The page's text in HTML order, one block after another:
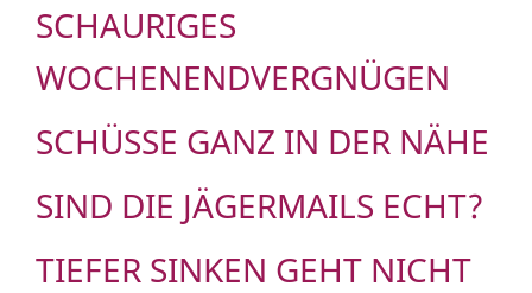
SCHAURIGES
WOCHENENDVERGNÜGEN
SCHÜSSE GANZ IN DER NÄHE
SIND DIE JÄGERMAILS ECHT?
TIEFER SINKEN GEHT NICHT